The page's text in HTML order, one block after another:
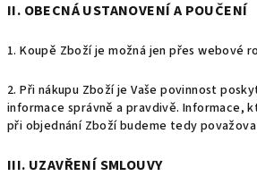
II. OBECNÁ USTANOVENÍ A POUČENÍ
1. Koupě Zboží je možná jen přes webové
2. Při nákupu Zboží je Vaše povinnost
informace správně a pravdivě. Informace,
při objednání Zboží budeme tedy
III. UZAVŘENÍ SMLOUVY